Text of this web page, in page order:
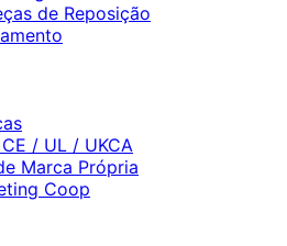
de Reposição
/ UL / UKCA
Marca Própria
Coop